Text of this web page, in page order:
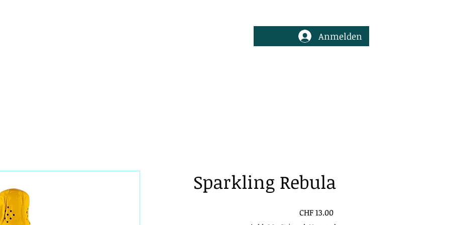
Anmelden
Sparkling Rebula
CHF 13.00Preis